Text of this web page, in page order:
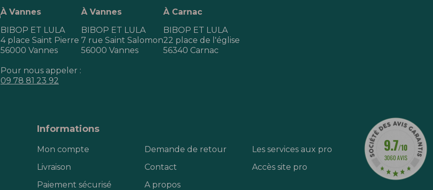
À Vannes
BIBOP ET LULA
4 place Saint Pierre
56000 Vannes
Pour nous appeler :
09 78 81 23 92
À Vannes
BIBOP ET LULA
7 rue Saint Salomon
56000 Vannes
À Carnac
BIBOP ET LULA
22 place de l'église
56340 Carnac
Informations
Mon compte
Livraison
Paiement sécurisé
Demande de retour
Contact
A propos
Les services aux pro
Accès site pro
9.7/10
3060 AVIS